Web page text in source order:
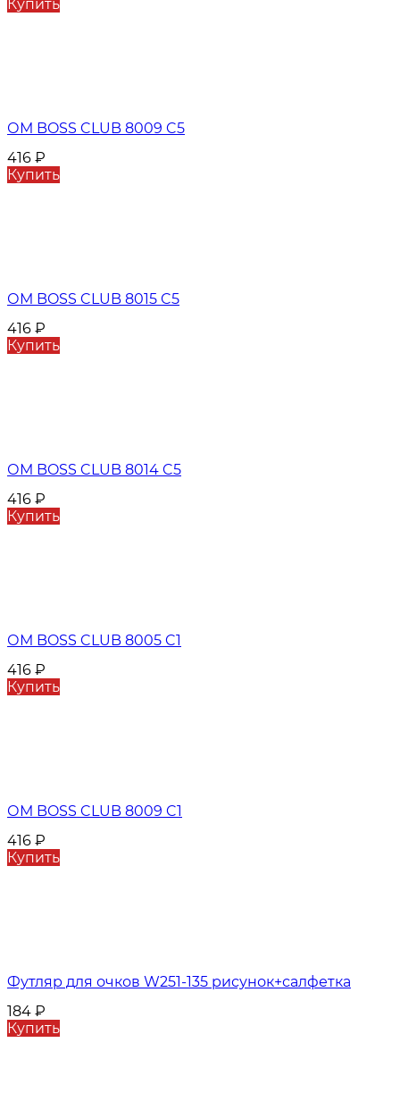
Купить
ОМ BOSS CLUB 8009 C5
416 ₽
Купить
ОМ BOSS CLUB 8015 C5
416 ₽
Купить
ОМ BOSS CLUB 8014 C5
416 ₽
Купить
ОМ BOSS CLUB 8005 C1
416 ₽
Купить
ОМ BOSS CLUB 8009 C1
416 ₽
Купить
Футляр для очков W251-135 рисунок+салфетка
184 ₽
Купить